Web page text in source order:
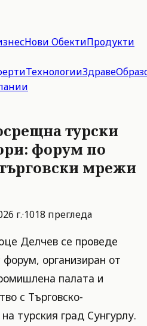
Нови ОбектиПродукти
ТехнологииЗдраве
турски
форум по
мрежи
г.·1018 прегледа
Делчев се проведе
форум, организиран от
палата и
с Търговско-
турския град Сунгурлу.